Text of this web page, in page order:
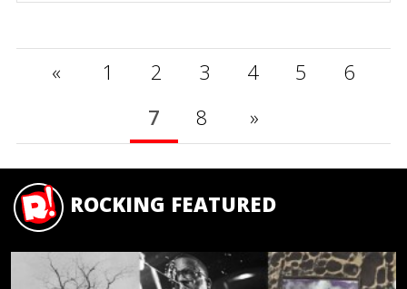
« 1 2 3 4 5
6
7
8 »
ROCKING FEATURED